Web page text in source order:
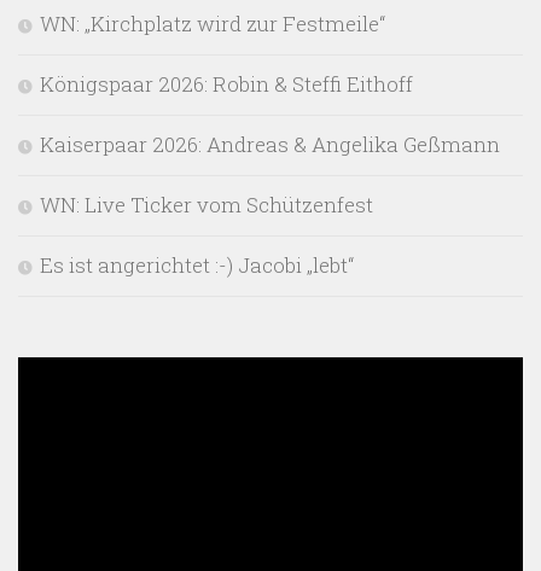
WN: „Kirchplatz wird zur Festmeile“
Königspaar 2026: Robin & Steffi Eithoff
Kaiserpaar 2026: Andreas & Angelika Geßmann
WN: Live Ticker vom Schützenfest
Es ist angerichtet :-) Jacobi „lebt“